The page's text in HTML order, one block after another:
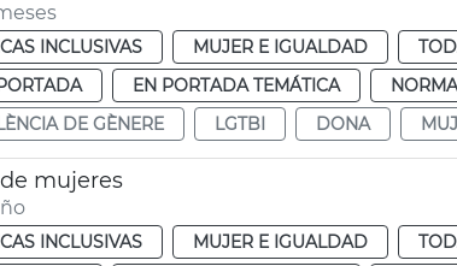
INCLUSIVAS MUJER E IGUALDAD
EN PORTADA TEMÁTICA
DE GÈNERE LGTBI DONA
mujeres
INCLUSIVAS MUJER E IGUALDAD